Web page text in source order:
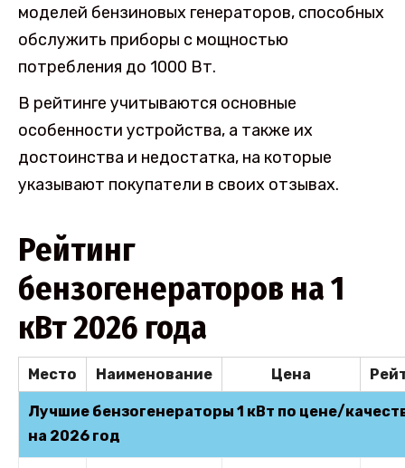
моделей бензиновых генераторов, способных
обслужить приборы с мощностью
потребления до 1000 Вт.
В рейтинге учитываются основные
особенности устройства, а также их
достоинства и недостатка, на которые
указывают покупатели в своих отзывах.
Рейтинг
бензогенераторов на 1
кВт 2026 года
Место Наименование Цена
Лучшие бензогенераторы 1 кВт по цене/
на 2026 год